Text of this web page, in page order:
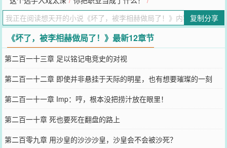
二冠。【您的选手排名上升到NO.19】楚白艰难的拿下了第三冠。
【您的选手排名上升到NO.2，只需要打败NO.1Faker即可回家】楚白
激动的拿下了第四冠。【您的选手排名无变化，请再接再厉】楚
白：？楚白不敢置信的拿下了第五冠。【您的选手排名无变化，请再
接再厉】楚白：？？？十多年后，楚白麻了。“不是，Faker到底是谁
啊，他还不退役？”坏了，被做局了！
您要是觉得《坏了，被李相赫做局了！》还不错的话请不要忘记向您
QQ群和微博微信里的朋友推荐哦！
复制分享
《坏了，被李相赫做局了！》最新12章节
第二百一十三章 足以铭记电竞史的对视
第二百一十二章 即使并非悬挂于天际的明星，也有想要璀璨的一刻
第二百一十一章 Imp：哼，根本没把捞汁放在眼里！
第二百一十章 死也要死在翻盘的路上
第二百零九章 用沙皇的沙沙沙皇，沙皇会不会被沙死？